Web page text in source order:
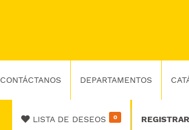
CONTÁCTANOS DEPARTAMENTOS
LISTA DE DESEOS 0